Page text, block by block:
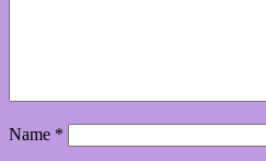
Name *